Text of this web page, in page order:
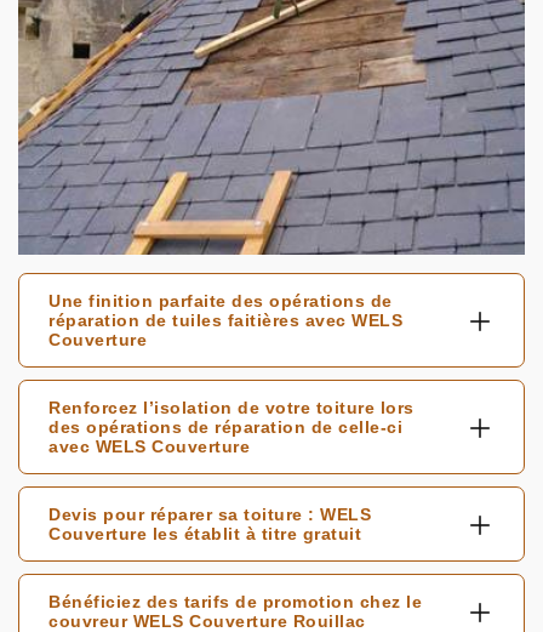
Une finition parfaite des opérations de
réparation de tuiles faitières avec WELS
Couverture
Renforcez l’isolation de votre toiture lors
des opérations de réparation de celle-ci
avec WELS Couverture
Devis pour réparer sa toiture : WELS
Couverture les établit à titre gratuit
Bénéficiez des tarifs de promotion chez le
couvreur WELS Couverture Rouillac